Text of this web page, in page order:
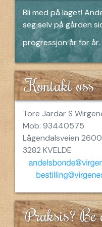
Bli med på laget!
seg selv på gården
progressjon år for år.
Kontakt oss
Tore Jardar S
Mob: 93440575
Lågendalsveien
3282 KVELDE
Praksis? Be